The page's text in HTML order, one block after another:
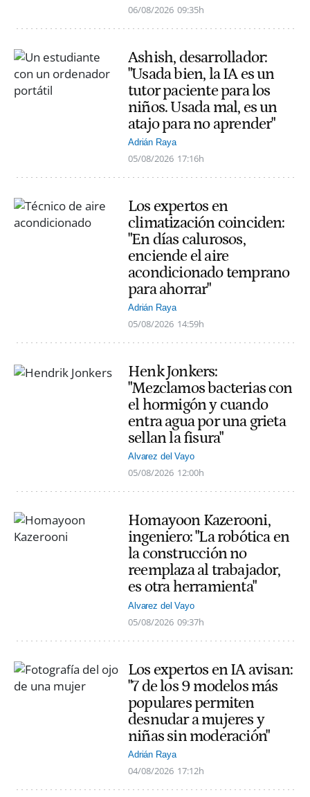
06/08/2026 09:35h
Ashish, desarrollador:
"Usada bien, la IA es un
tutor paciente para los
niños. Usada mal, es un
atajo para no aprender"
Adrián Raya
05/08/2026 17:16h
Los expertos en
climatización coinciden:
"En días calurosos,
enciende el aire
acondicionado temprano
para ahorrar"
Adrián Raya
05/08/2026 14:59h
Henk Jonkers:
"Mezclamos bacterias con
el hormigón y cuando
entra agua por una grieta
sellan la fisura"
Alvarez del Vayo
05/08/2026 12:00h
Homayoon Kazerooni,
ingeniero: "La robótica en
la construcción no
reemplaza al trabajador,
es otra herramienta"
Alvarez del Vayo
05/08/2026 09:37h
Los expertos en IA avisan:
"7 de los 9 modelos más
populares permiten
desnudar a mujeres y
niñas sin moderación"
Adrián Raya
04/08/2026 17:12h